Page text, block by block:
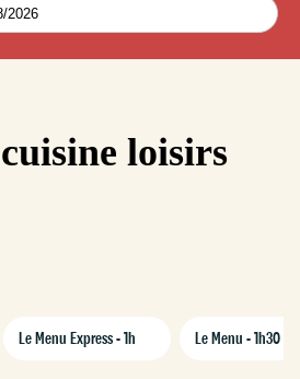
loisirs
Le Menu Express - 1h Le Menu - 1h30